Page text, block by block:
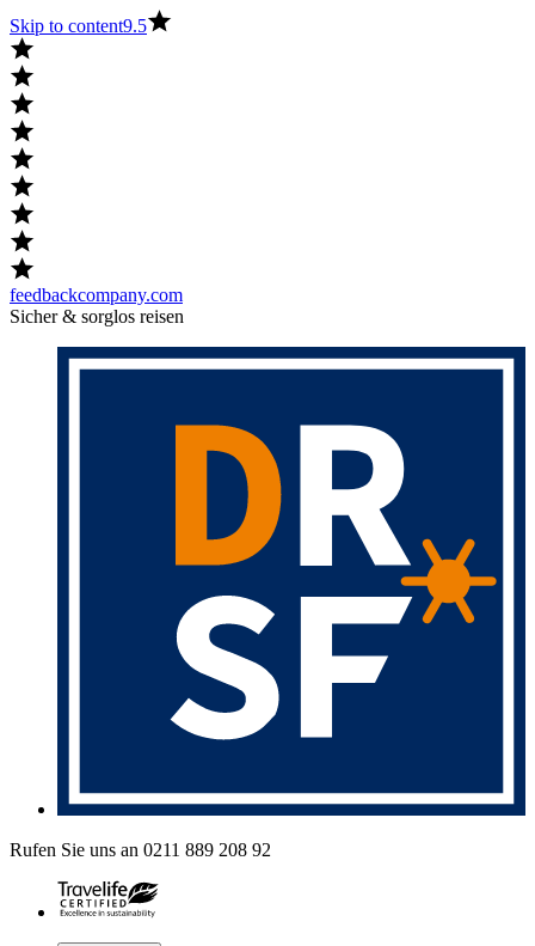
Skip to content9.5
feedbackcompany.com
Sicher & sorglos reisen
Rufen Sie uns an 0211 889 208 92